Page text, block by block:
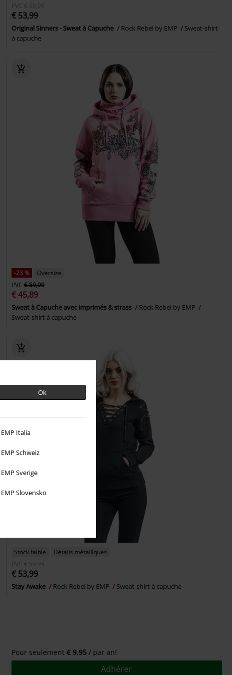
Ok
EMP Italia
EMP Schweiz
EMP Sverige
EMP Slovensko
PVC € 59,99
€ 53,99
Original Sinners - Sweat à Capuche Rock Rebel by EMP
Sweat-shirt
à capuche
-23 %
Oversize
PVC € 59,99
€ 45,89
Sweat à Capuche avec imprimés & strass
Rock Rebel by EMP
Sweat-shirt à capuche
Stock faible
Détails métalliques
PVC € 59,99
€ 53,99
Stay Awake Rock Rebel by EMP Sweat-shirt à capuche
Pour seulement € 9,95 par an!
Adhérer